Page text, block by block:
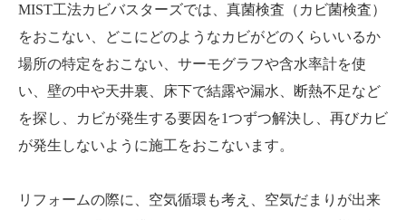
MIST工法カビバスターズでは、真菌検査（カビ菌検査）
をおこない、どこにどのようなカビがどのくらいいるか
場所の特定をおこない、サーモグラフや含水率計を使
い、壁の中や天井裏、床下で結露や漏水、断熱不足など
を探し、カビが発生する要因を1つずつ解決し、再びカビ
が発生しないように施工をおこないます。
リフォームの際に、空気循環も考え、空気だまりが出来